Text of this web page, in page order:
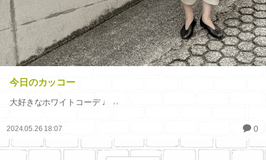
今日のカッコー
大好きなホワイトコーデ ♩ ˒˒
2024.05.26 18:07 0